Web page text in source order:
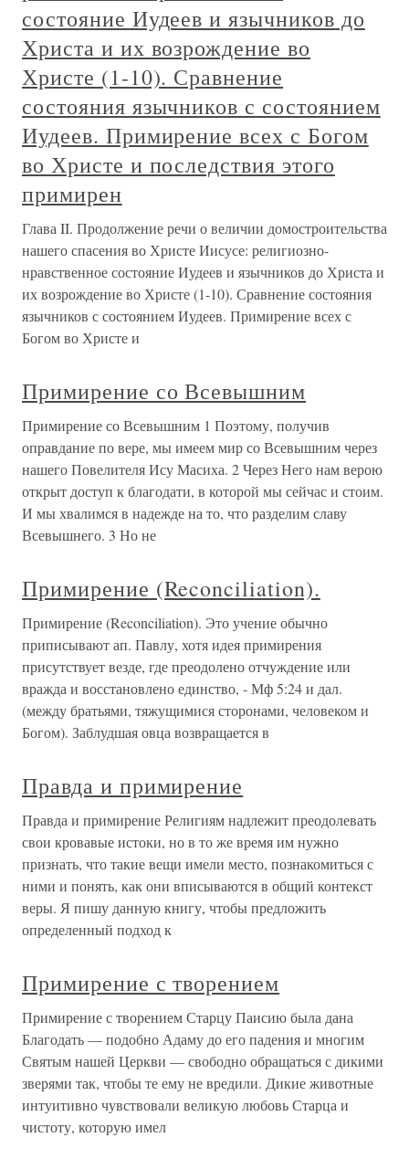
состояние Иудеев и язычников до
Христа и их возрождение во
Христе (1-10). Сравнение
состояния язычников с состоянием
Иудеев. Примирение всех с Богом
во Христе и последствия этого
примирен
Глава II. Продолжение речи о величии домостроительства
нашего спасения во Христе Иисусе: религиозно-
нравственное состояние Иудеев и язычников до Христа и
их возрождение во Христе (1-10). Сравнение состояния
язычников с состоянием Иудеев. Примирение всех с
Богом во Христе и
Примирение со Всевышним
Примирение со Всевышним 1 Поэтому, получив
оправдание по вере, мы имеем мир со Всевышним через
нашего Повелителя Ису Масиха. 2 Через Него нам верою
открыт доступ к благодати, в которой мы сейчас и стоим.
И мы хвалимся в надежде на то, что разделим славу
Всевышнего. 3 Но не
Примирение (Reconciliation).
Примирение (Reconciliation). Это учение обычно
приписывают ап. Павлу, хотя идея примирения
присутствует везде, где преодолено отчуждение или
вражда и восстановлено единство, - Мф 5:24 и дал.
(между братьями, тяжущимися сторонами, человеком и
Богом). Заблудшая овца возвращается в
Правда и примирение
Правда и примирение Религиям надлежит преодолевать
свои кровавые истоки, но в то же время им нужно
признать, что такие вещи имели место, познакомиться с
ними и понять, как они вписываются в общий контекст
веры. Я пишу данную книгу, чтобы предложить
определенный подход к
Примирение с творением
Примирение с творением Старцу Паисию была дана
Благодать — подобно Адаму до его падения и многим
Святым нашей Церкви — свободно обращаться с дикими
зверями так, чтобы те ему не вредили. Дикие животные
интуитивно чувствовали великую любовь Старца и
чистоту, которую имел